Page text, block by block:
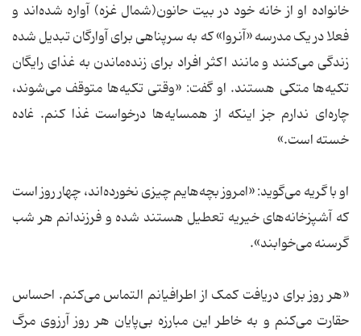
خانواده او از خانه خود در بیت حانون(شمال غزه) آواره شده‌اند و
فعلا در یک مدرسه «آنروا» که به سرپناهی برای آوارگان تبدیل شده
زندگی می‌کنند و مانند اکثر افراد برای زنده‌ماندن به غذای رایگان
تکیه‌ها متکی هستند. او گفت: «وقتی تکیه‌ها متوقف می‌شوند،
چاره‌ای ندارم جز اینکه از همسایه‌ها درخواست غذا کنم. غاده
خسته است.»
او با گریه می‌گوید: «امروز بچه‌هایم چیزی نخورده‌اند، چهار روز است
که آشپزخانه‌های خیریه تعطیل‌ هستند شده و فرزندانم هر شب
گرسنه می‌خوابند».
«هر روز برای دریافت کمک از اطرافیانم التماس می‌کنم. احساس
حقارت می‌کنم و به خاطر این مبارزه بی‌پایان هر روز آرزوی مرگ